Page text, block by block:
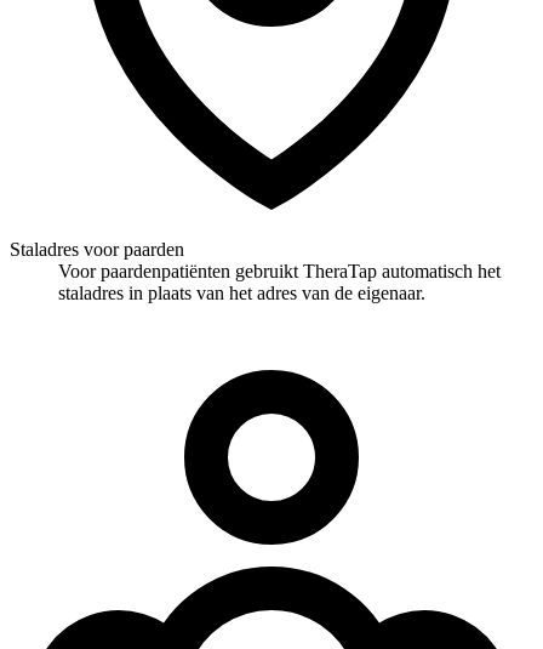
Staladres voor paarden
Voor paardenpatiënten gebruikt TheraTap automatisch het
staladres in plaats van het adres van de eigenaar.